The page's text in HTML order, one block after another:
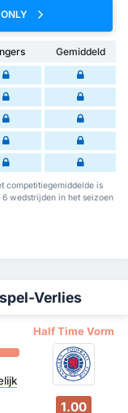
Gemiddeld
competitiegemiddelde is
wedstrijden in het seizoen
Verlies
Half Time Vorm
1.00